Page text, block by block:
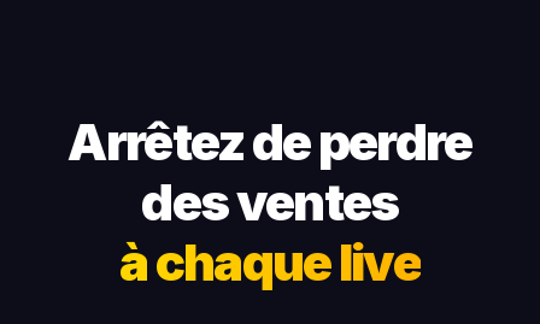
Arrêtez de perdre
des ventes
à chaque live